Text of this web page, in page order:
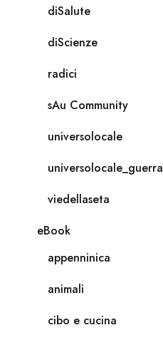
diSalute
diScienze
radici
sAu Community
universolocale
universolocale_guerra
viedellaseta
eBook
appenninica
animali
cibo e cucina